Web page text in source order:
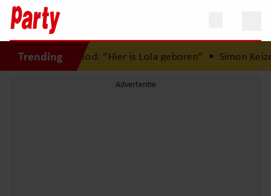
Trending
Herman Brood: “Hier is Lola geboren”•Simon